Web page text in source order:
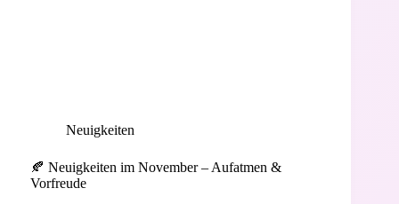
Neuigkeiten
🍂 Neuigkeiten im November – Aufatmen &
Vorfreude